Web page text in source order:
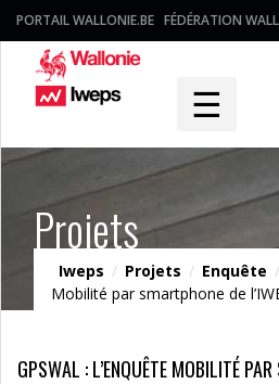
PORTAIL WALLONIE.BE FÉDÉRATION
☰
Projets
Iweps / Projets / Enquête /
Mobilité par smartphone de
GPSWAL : L’ENQUÊTE MOBILITÉ